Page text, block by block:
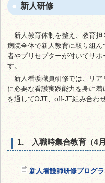
新人研修
新人教育体制を整え、教育担
病院全体で新人教育に取り組
者やプリセプターが付いてサ
す。
新人看護職員研修では、リア
に必要な看護実践能力を身に
を通してOJT、off-JT組み合わ
1. 入職時集合教育（4月
新人看護師研修プログラ